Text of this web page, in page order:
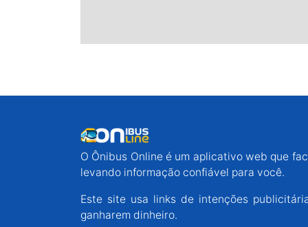
O Ônibus Online é um aplicativo web que
levando informação confiável para você.
Este site usa links de intenções
ganharem dinheiro.